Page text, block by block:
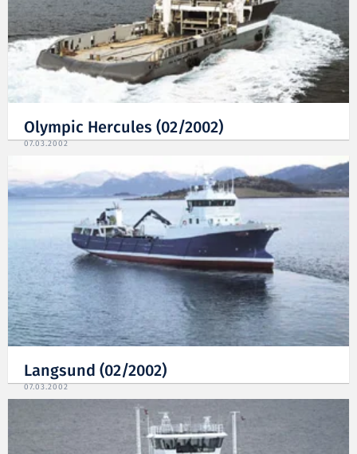
Olympic Hercules (02/2002)
07.03.2002
Langsund (02/2002)
07.03.2002